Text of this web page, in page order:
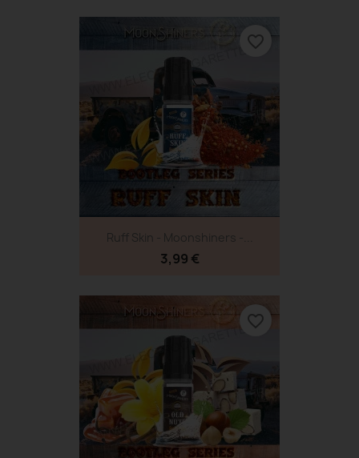
Ruff Skin - Moonshiners -...
3,99 €
favorite_border
favorite_border